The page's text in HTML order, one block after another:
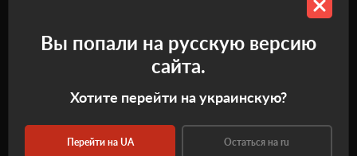
Вы попали на русскую версию
сайта.
Хотите перейти на украинскую?
Перейти на UA Остаться на ru